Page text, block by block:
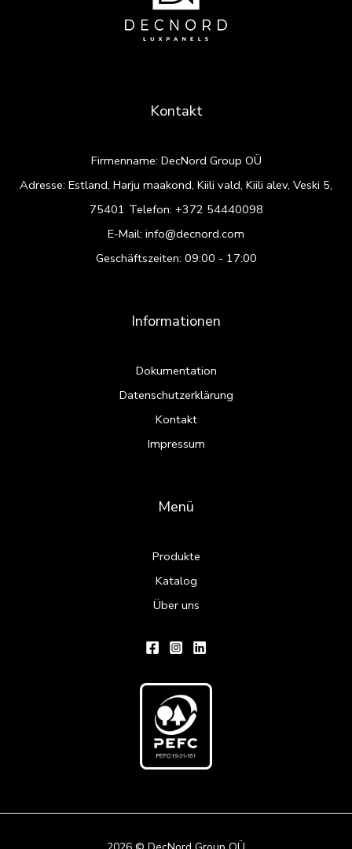
Kontakt
Firmenname: DecNord Group OÜ
Adresse: Estland, Harju maakond, Kiili vald, Kiili alev, Veski 5,
75401 Telefon: +372 54440098
E-Mail: info@decnord.com
Geschäftszeiten: 09:00 - 17:00
Informationen
Dokumentation
Datenschutzerklärung
Kontakt
Impressum
Menü
Produkte
Katalog
Über uns